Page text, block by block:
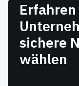
sichere
wählen